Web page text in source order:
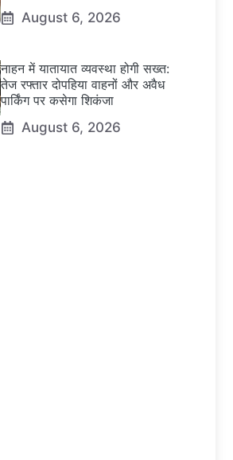
August 6, 2026
नाहन में यातायात व्यवस्था होगी सख्त:
तेज रफ्तार दोपहिया वाहनों और अवैध
पार्किंग पर कसेगा शिकंजा
August 6, 2026